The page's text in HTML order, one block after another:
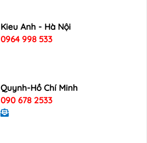
Kieu Anh - Hà Nội
0964 998 533
Quynh-Hồ Chí Minh
090 678 2533